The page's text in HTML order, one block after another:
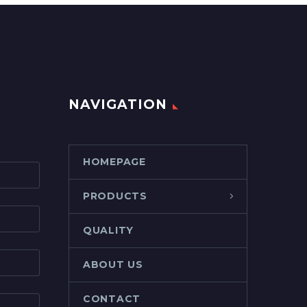
NAVIGATION
HOMEPAGE
PRODUCTS
QUALITY
ABOUT US
CONTACT